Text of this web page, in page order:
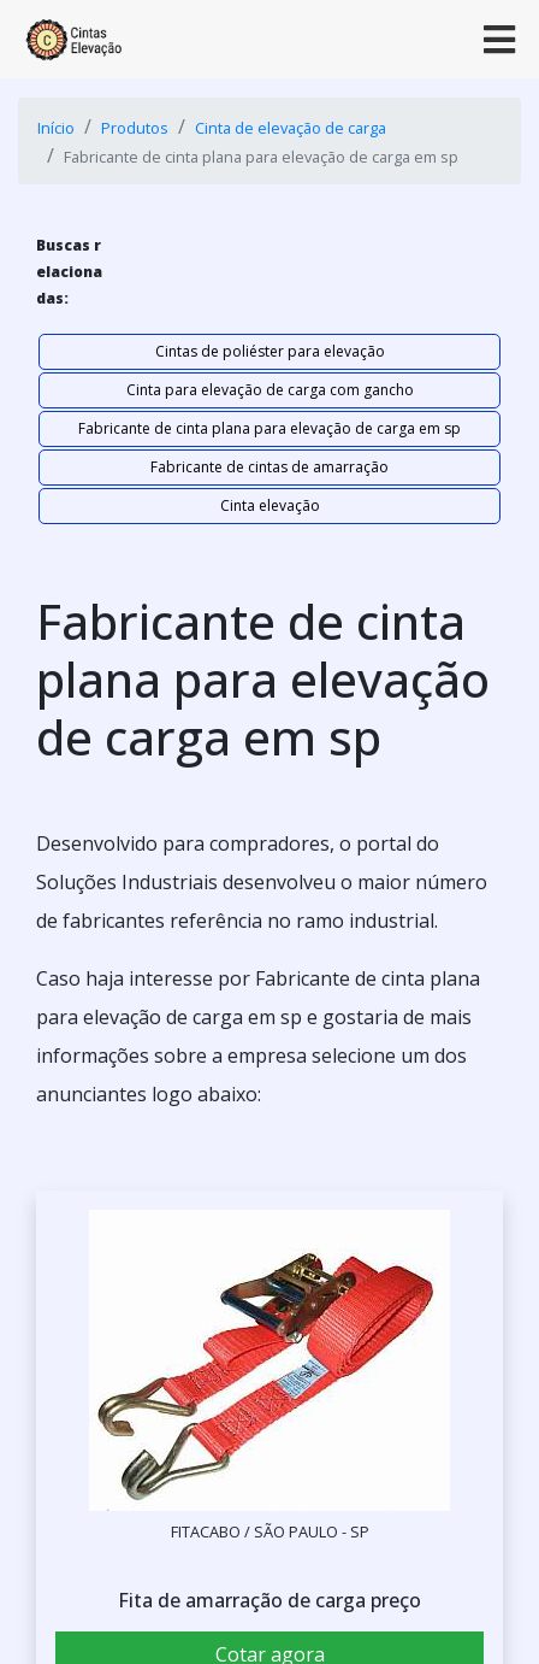
Início Produtos
Cinta de elevação de carga
Fabricante de cinta plana para elevação de carga em sp
Buscas r
elaciona
das:
Cintas de poliéster para elevação
Cinta para elevação de carga com gancho
Fabricante de cinta plana para elevação de carga em sp
Fabricante de cintas de amarração
Cinta elevação
Fabricante de cinta
plana para elevação
de carga em sp
Desenvolvido para compradores, o portal do
Soluções Industriais desenvolveu o maior número
de fabricantes referência no ramo industrial.
Caso haja interesse por Fabricante de cinta plana
para elevação de carga em sp e gostaria de mais
informações sobre a empresa selecione um dos
anunciantes logo abaixo:
FITACABO / SÃO PAULO - SP
Fita de amarração de carga preço
Cotar agora